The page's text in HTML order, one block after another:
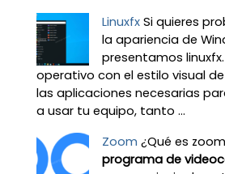
Linuxfx Si quieres
la apariencia de
presentamos
operativo con el estilo visual
las aplicaciones necesarias
a usar tu equipo, tanto ...
Zoom ¿Qué es
programa de